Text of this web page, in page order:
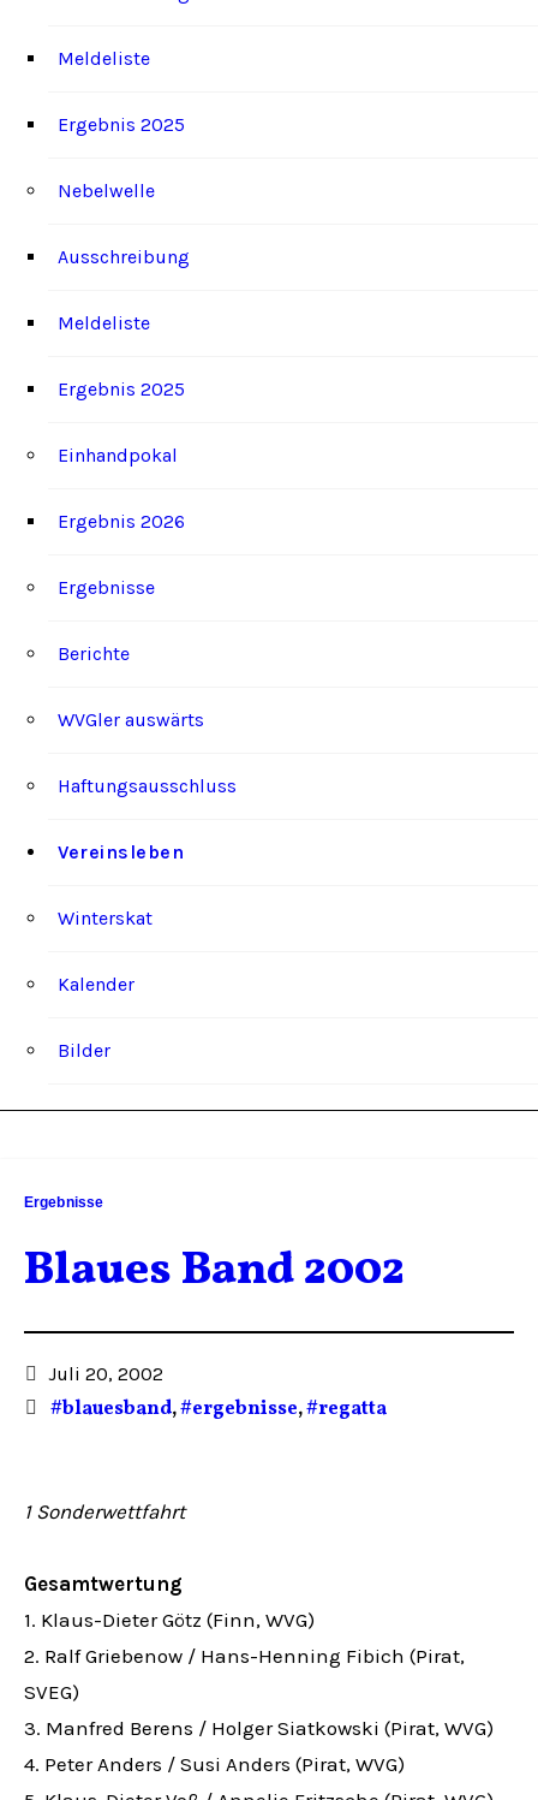
Meldeliste
Ergebnis 2025
Nebelwelle
Ausschreibung
Meldeliste
Ergebnis 2025
Einhandpokal
Ergebnis 2026
Ergebnisse
Berichte
WVGler auswärts
Haftungsausschluss
Vereinsleben
Winterskat
Kalender
Bilder
Ergebnisse
Blaues Band 2002
Juli 20, 2002
#blauesband,#ergebnisse,#regatta
1 Sonderwettfahrt
Gesamtwertung
1. Klaus-Dieter Götz (Finn, WVG)
2. Ralf Griebenow / Hans-Henning Fibich (Pirat,
SVEG)
3. Manfred Berens / Holger Siatkowski (Pirat, WVG)
4. Peter Anders / Susi Anders (Pirat, WVG)